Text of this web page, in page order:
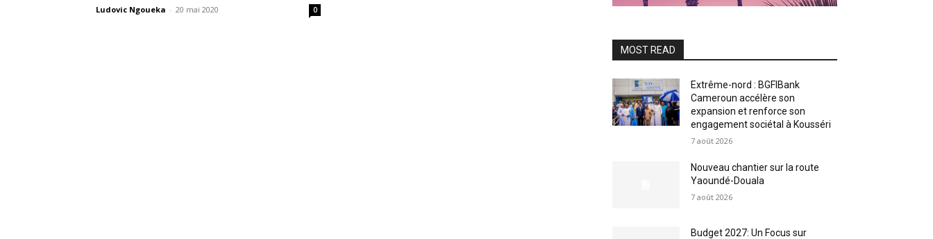
Ludovic Ngoueka - 20 mai 2020 0
MOST READ
Extrême-nord : BGFIBank
Cameroun accélère son
expansion et renforce son
engagement sociétal à Kousséri
7 août 2026
Nouveau chantier sur la route
Yaoundé-Douala
7 août 2026
Budget 2027: Un Focus sur